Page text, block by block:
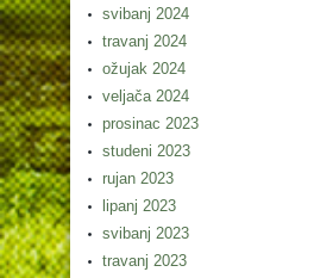
svibanj 2024
travanj 2024
ožujak 2024
veljača 2024
prosinac 2023
studeni 2023
rujan 2023
lipanj 2023
svibanj 2023
travanj 2023